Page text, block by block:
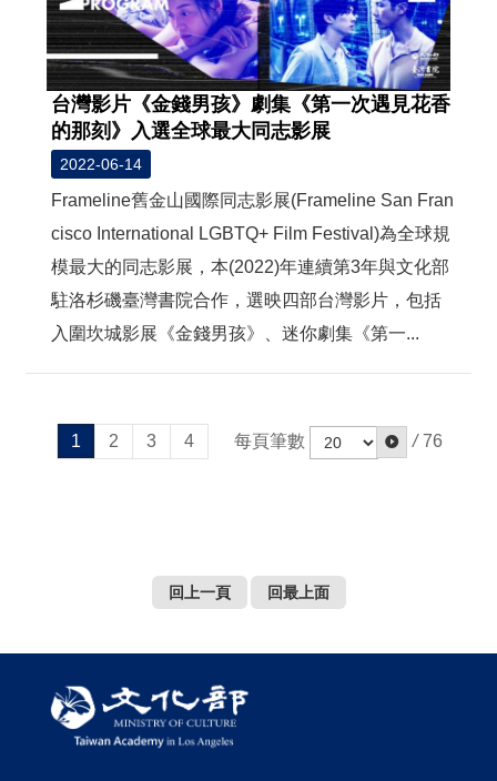
台灣影片《金錢男孩》劇集《第一次遇見花香
的那刻》入選全球最大同志影展
2022-06-14
Frameline舊金山國際同志影展(Frameline San Fran
cisco International LGBTQ+ Film Festival)為全球規
模最大的同志影展，本(2022)年連續第3年與文化部
駐洛杉磯臺灣書院合作，選映四部台灣影片，包括
入圍坎城影展《金錢男孩》、迷你劇集《第一...
1 2 3 4 每頁筆數 / 76
回上一頁 回最上面